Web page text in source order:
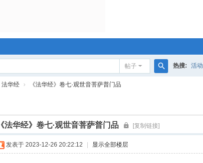
帖子 热搜: 活动
法华经 › 《法华经》卷七·观世音菩萨普门品
《法华经》卷七·观世音菩萨普门品 [复制链接]
发表于 2023-12-26 20:22:12 显示全部楼层